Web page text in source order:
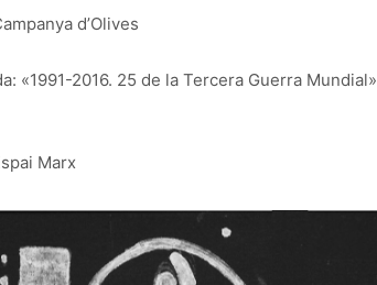
d’Olives
«1991-2016. 25 de la Tercera Guerra Mundial»
Marx